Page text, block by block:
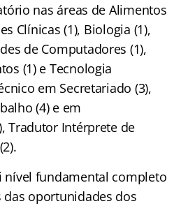
nas áreas de Alimentos
Clínicas (1), Biologia (1),
de Computadores (1),
(1) e Tecnologia
em Secretariado (3),
(4) e em
Tradutor Intérprete de
nível fundamental completo
oportunidades dos